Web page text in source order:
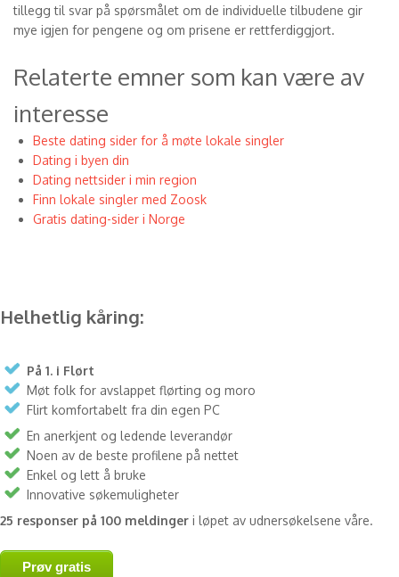
tillegg til svar på spørsmålet om de individuelle tilbudene gir
mye igjen for pengene og om prisene er rettferdiggjort.
Relaterte emner som kan være av
interesse
Beste dating sider for å møte lokale singler
Dating i byen din
Dating nettsider i min region
Finn lokale singler med Zoosk
Gratis dating-sider i Norge
Helhetlig kåring:
På 1. i Flørt
Møt folk for avslappet flørting og moro
Flirt komfortabelt fra din egen PC
En anerkjent og ledende leverandør
Noen av de beste profilene på nettet
Enkel og lett å bruke
Innovative søkemuligheter
25 responser på 100 meldinger i løpet av udnersøkelsene våre.
Prøv gratis